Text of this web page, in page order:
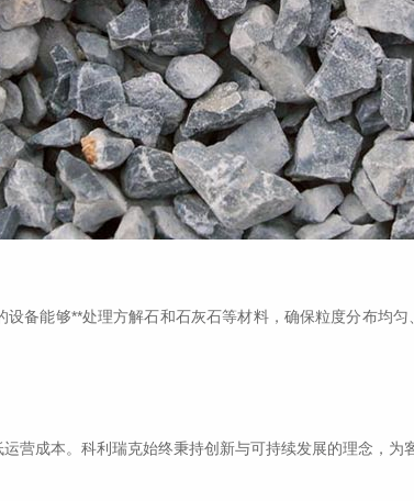
备能够**处理方解石和石灰石等材料，确保粒度分布均
营成本。科利瑞克始终秉持创新与可持续发展的理念，为